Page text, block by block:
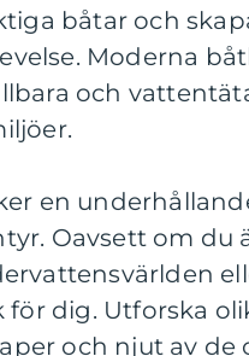
båtar och
Moderna
och
en
Oavsett om du
dig. Utforska
och njut av de